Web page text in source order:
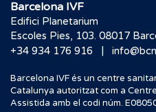
Barcelona IVF
Edifici Planetarium
Escoles Pies, 103. 08017
+34 934 176 916
|
Barcelona IVF és un centre
Catalunya autoritzat com a
Assistida amb el codi núm.